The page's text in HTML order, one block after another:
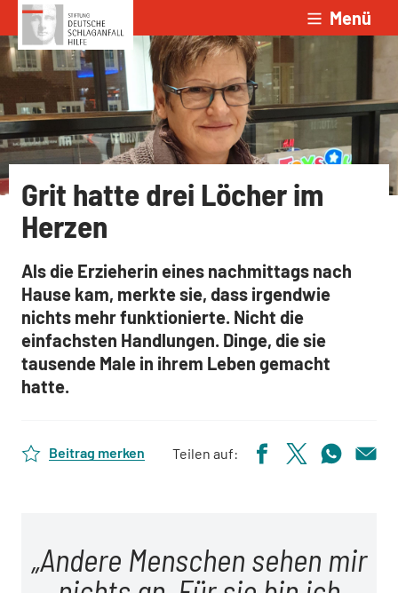
Zum Inhalt springen Menü
Grit hatte drei Löcher im
Herzen
Als die Erzieherin eines nachmittags nach
Hause kam, merkte sie, dass irgendwie
nichts mehr funktionierte. Nicht die
einfachsten Handlungen. Dinge, die sie
tausende Male in ihrem Leben gemacht
hatte.
Beitrag merken Teilen auf:
Andere Menschen sehen mir